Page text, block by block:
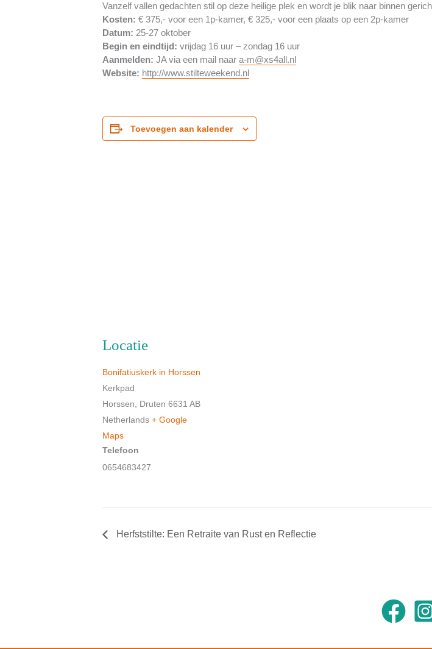
Vanzelf vallen gedachten stil op deze heilige plek en wordt je blik naar binnen
Kosten: € 375,- voor een 1p-kamer, € 325,- voor een plaats op een 2p-kamer
Datum: 25-27 oktober
Begin en eindtijd: vrijdag 16 uur – zondag 16 uur
Aanmelden: JA via een mail naar a-m@xs4all.nl
Website: http://www.stilteweekend.nl
Toevoegen aan kalender
Locatie
Bonifatiuskerk in Horssen
Kerkpad
Horssen
Druten 6631 AB
Netherlands + Google
Maps
Telefoon
0654683427
Herfststilte: Een Retraite van Rust en Reflectie